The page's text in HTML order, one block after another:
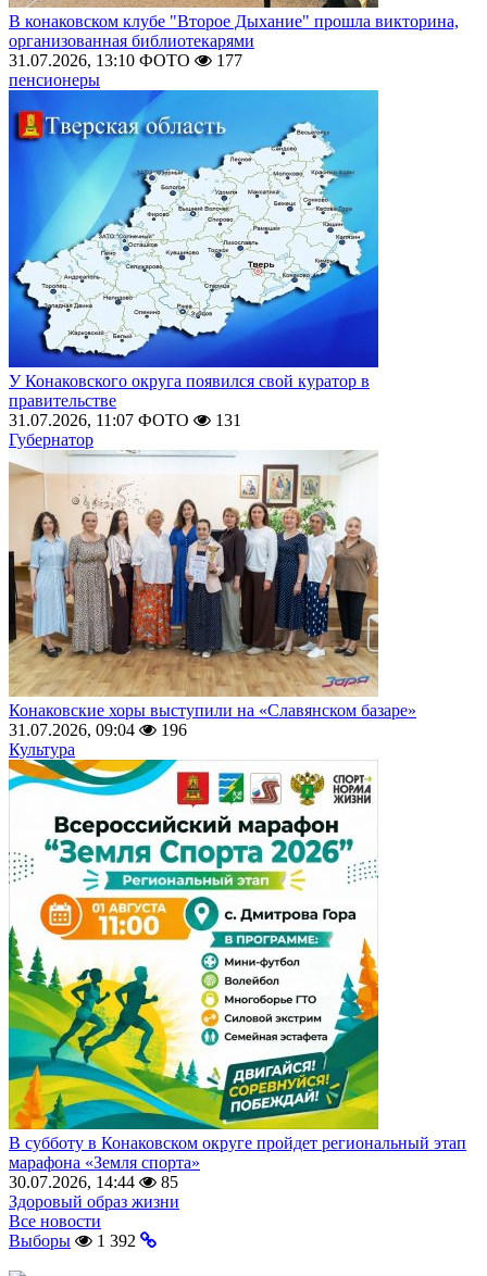
В конаковском клубе "Второе Дыхание" прошла викторина,
организованная библиотекарями
31.07.2026, 13:10 ФОТО
177
пенсионеры
У Конаковского округа появился свой куратор в
правительстве
31.07.2026, 11:07 ФОТО
131
Губернатор
Конаковские хоры выступили на «Славянском базаре»
31.07.2026, 09:04
196
Культура
В субботу в Конаковском округе пройдет региональный этап
марафона «Земля спорта»
30.07.2026, 14:44
85
Здоровый образ жизни
Все новости
Выборы
1 392